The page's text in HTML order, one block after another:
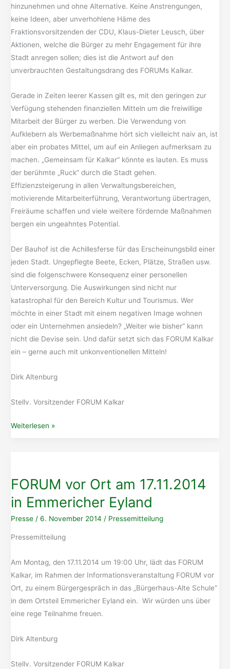
hinzunehmen und ohne Alternative. Keine Anstrengungen,
keine Ideen, aber unverhohlene Häme des
Fraktionsvorsitzenden der CDU, Klaus-Dieter Leusch, über
Aktionen, welche die Bürger zu mehr Engagement für ihre
Stadt anregen sollen; dies ist die Antwort auf den
unverbrauchten Gestaltungsdrang des FORUMs Kalkar.
Gerade in Zeiten leerer Kassen gilt es, mit den geringen zur
Verfügung stehenden finanziellen Mitteln um die freiwillige
Mitarbeit der Bürger zu werben. Die Verwendung von
Aufklebern als Werbemaßnahme hört sich vielleicht naiv an, ist
aber ein probates Mittel, um auf ein Anliegen aufmerksam zu
machen. „Gemeinsam für Kalkar“ könnte es lauten. Es muss
der berühmte „Ruck“ durch die Stadt gehen.
Effizienzsteigerung in allen Verwaltungsbereichen,
motivierende Mitarbeiterführung, Verantwortung übertragen,
Freiräume schaffen und viele weitere fördernde Maßnahmen
bergen ein ungeahntes Potential.
Der Bauhof ist die Achillesferse für das Erscheinungsbild einer
jeden Stadt. Ungepflegte Beete, Ecken, Plätze, Straßen usw.
sind die folgenschwere Konsequenz einer personellen
Unterversorgung. Die Auswirkungen sind nicht nur
katastrophal für den Bereich Kultur und Tourismus. Wer
möchte in einer Stadt mit einem negativen Image wohnen
oder ein Unternehmen ansiedeln? „Weiter wie bisher“ kann
nicht die Devise sein. Und dafür setzt sich das FORUM Kalkar
ein – gerne auch mit unkonventionellen Mitteln!
Dirk Altenburg
Stellv. Vorsitzender FORUM Kalkar
Pressemitteilung
Weiterlesen »
FORUM vor Ort am 17.11.2014
in Emmericher Eyland
Presse /6. November 2014 / Pressemitteilung
Pressemitteilung
Am Montag, den 17.11.2014 um 19:00 Uhr, lädt das FORUM
Kalkar, im Rahmen der Informationsveranstaltung FORUM vor
Ort, zu einem Bürgergespräch in das „Bürgerhaus-Alte Schule“
in dem Ortsteil Emmericher Eyland ein. Wir würden uns über
eine rege Teilnahme freuen.
Dirk Altenburg
Stellv. Vorsitzender FORUM Kalkar